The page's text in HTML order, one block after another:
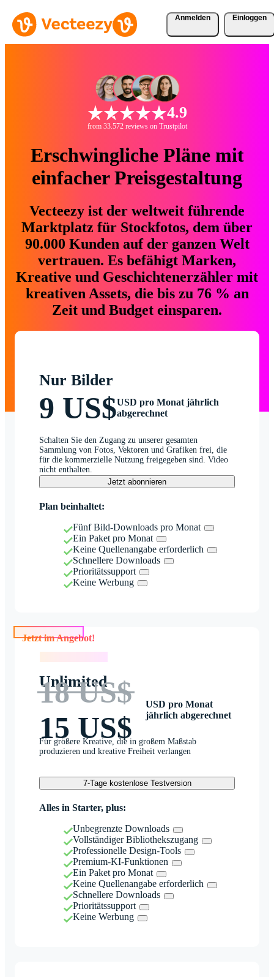
Anmelden Einloggen
4.9
from 33.572 reviews on Trustpilot
Erschwingliche Pläne mit
einfacher Preisgestaltung
Vecteezy ist der weltweit führende
Marktplatz für Stockfotos, dem über
90.000 Kunden auf der ganzen Welt
vertrauen. Es befähigt Marken,
Kreative und Geschichtenerzähler mit
kreativen Assets, die bis zu 76 % an
Zeit und Budget einsparen.
Nur Bilder
9 US$USD pro Monat jährlich
abgerechnet
Schalten Sie den Zugang zu unserer gesamten
Sammlung von Fotos, Vektoren und Grafiken frei, die
für die kommerzielle Nutzung freigegeben sind. Video
nicht enthalten.
Jetzt abonnieren
Plan beinhaltet:
Fünf Bild-Downloads pro Monat
Ein Paket pro Monat
Keine Quellenangabe erforderlich
Schnellere Downloads
Prioritätssupport
Keine Werbung
Jetzt im Angebot!
Unlimited
18 US$
15 US$
USD pro Monat
jährlich abgerechnet
Für größere Kreative, die in großem Maßstab
produzieren und kreative Freiheit verlangen
7-Tage kostenlose Testversion
Alles in Starter, plus:
Unbegrenzte Downloads
Vollständiger Bibliothekszugang
Professionelle Design-Tools
Premium-KI-Funktionen
Ein Paket pro Monat
Keine Quellenangabe erforderlich
Schnellere Downloads
Prioritätssupport
Keine Werbung